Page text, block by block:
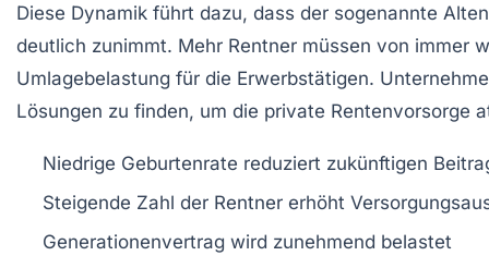
Diese Dynamik führt dazu, dass der sogenannte
deutlich zunimmt. Mehr Rentner müssen von immer
Umlagebelastung für die Erwerbstätigen.
Lösungen zu finden, um die private Rentenvorsorge
Niedrige Geburtenrate reduziert zukünftigen
Steigende Zahl der Rentner erhöht
Generationenvertrag wird zunehmend belastet